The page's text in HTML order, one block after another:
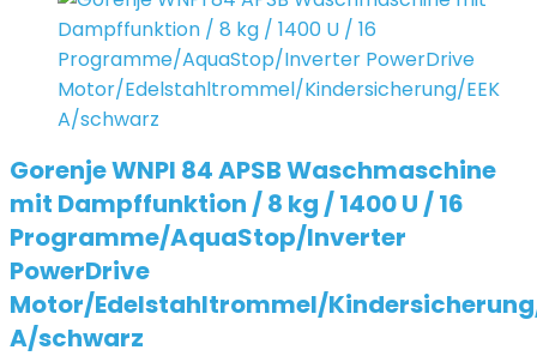
Gorenje WNPI 84 APSB Waschmaschine
mit Dampffunktion / 8 kg / 1400 U / 16
Programme/AquaStop/Inverter
PowerDrive
Motor/Edelstahltrommel/Kindersicherung/
A/schwarz